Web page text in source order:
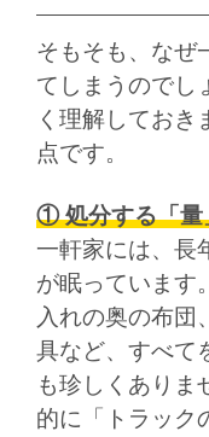
そもそも、なぜ
てしまうのでし
く理解しておき
点です。
① 処分する「量
一軒家には、長
が眠っています
入れの奥の布団
具など、すべて
も珍しくありま
的に「トラック